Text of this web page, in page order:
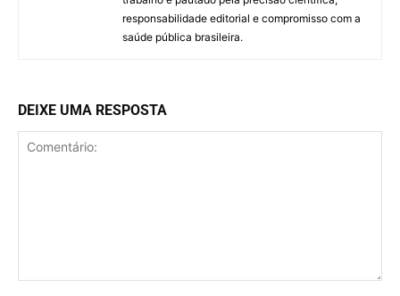
responsabilidade editorial e compromisso com a
saúde pública brasileira.
DEIXE UMA RESPOSTA